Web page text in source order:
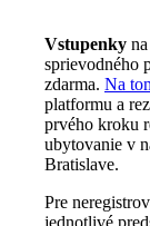
Vstupenky
sprievodného
zdarma. Na
platformu a
prvého kroku
ubytovanie v
Bratislave.
Pre